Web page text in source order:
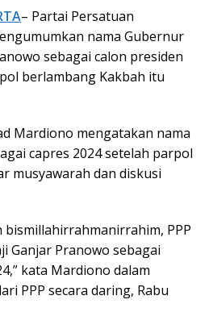
– Partai Persatuan
nama Gubernur
sebagai calon presiden
berlambang Kakbah itu
Mardiono mengatakan nama
capres 2024 setelah parpol
musyawarah dan diskusi
bismillahirrahmanirrahim, PPP
Ganjar Pranowo sebagai
kata Mardiono dalam
PPP secara daring, Rabu